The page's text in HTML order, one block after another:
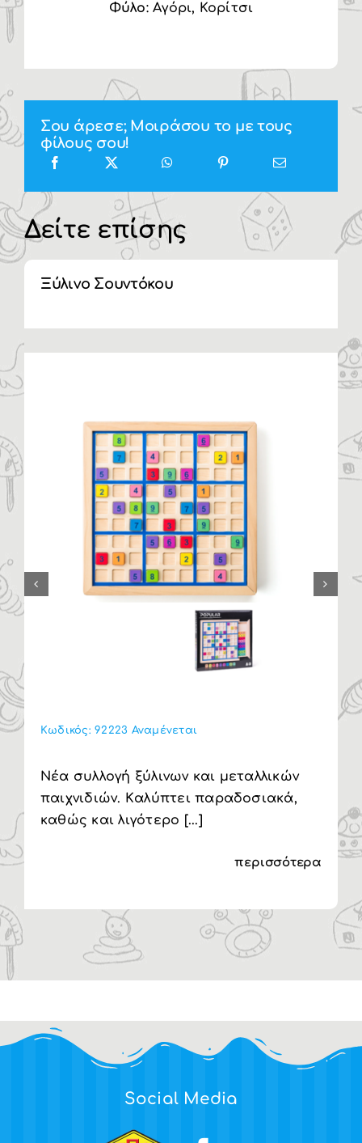
Φύλο: Αγόρι, Κορίτσι
Σου άρεσε; Μοιράσου το με τους
φίλους σου!
Δείτε επίσης
Ξύλινο Σουντόκου
Κωδικός:92223 Αναμένεται
Nέα συλλογή ξύλινων και μεταλλικών
παιχνιδιών. Kαλύπτει παραδοσιακά,
καθώς και λιγότερο [...]
περισσότερα
Social Media